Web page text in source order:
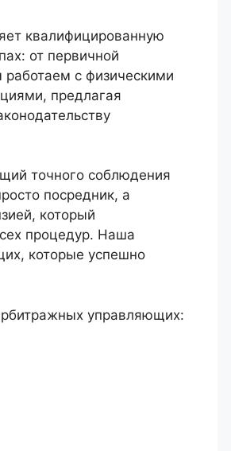
квалифицированную
от первичной
с физическими
предлагая
точного соблюдения
посредник, а
который
процедур. Наша
которые успешно
управляющих: